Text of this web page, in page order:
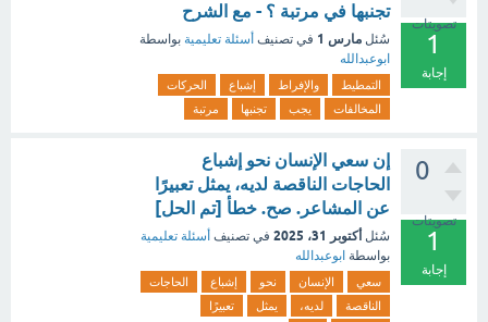
تصويتات
1
إجابة
تجنبها في مرتبة ؟ - مع الشرح
سُئل مارس 1 في تصنيف أسئلة تعليمية بواسطة
ابوعبدالله
التمطيط والإفراط إشباع
الحركات
المخالفات
يجب تجنبها مرتبة
0
تصويتات
1
إجابة
إن سعي الإنسان نحو إشباع
الحاجات الناقصة لديه، يمثل تعبيرًا
عن المشاعر. صح. خطأ [تم الحل]
سُئل أكتوبر 31، 2025 في تصنيف أسئلة تعليمية
بواسطة ابوعبدالله
سعي الإنسان نحو إشباع
الحاجات
الناقصة
لديه، يمثل
تعبيرًا